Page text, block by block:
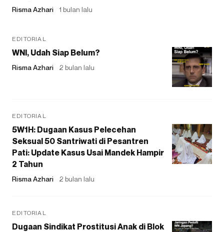
Risma Azhari 1 bulan lalu
EDITORIAL
WNI, Udah Siap Belum?
Risma Azhari 2 bulan lalu
EDITORIAL
5W1H: Dugaan Kasus Pelecehan
Seksual 50 Santriwati di Pesantren
Pati: Update Kasus Usai Mandek Hampir
2 Tahun
Risma Azhari 2 bulan lalu
EDITORIAL
Dugaan Sindikat Prostitusi Anak di Blok